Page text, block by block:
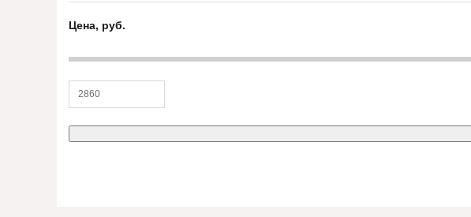
Цена, руб.